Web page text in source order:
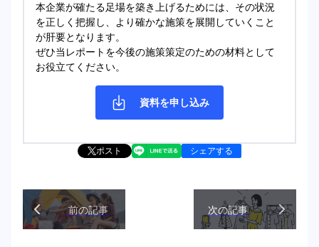
本企業が確たる足場を築き上げるためには、その状況
を正しく把握し、より確かな施策を展開していくこと
が肝要となります。
ぜひ当レポートを今後の施策策定のための材料として
お役立てください。
資料を申し込み
ポスト シェアする
前の記事 次の記事